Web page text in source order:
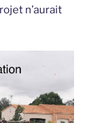
n’aurait